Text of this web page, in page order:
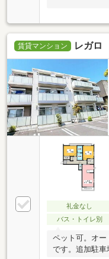
賃貸マンション レガ
礼金なし
バス・トイレ別
ペット可。オ
です。追加駐車